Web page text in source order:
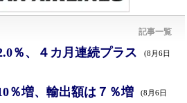
記事一覧
％、４カ月連続プラス (8月6日
％増、輸出額は７％増 (8月6日